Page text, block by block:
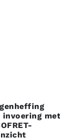
invoering met